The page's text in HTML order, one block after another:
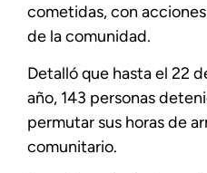
cometidas, con
de la comunidad.
Detalló que hasta el 22
año, 143 personas
permutar sus horas de
comunitario.